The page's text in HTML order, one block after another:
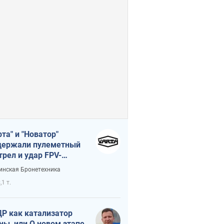
и "Новатор"
пулеметный
и удар FPV-
сохранив жизнь
Бронетехника
т.
как катализатор